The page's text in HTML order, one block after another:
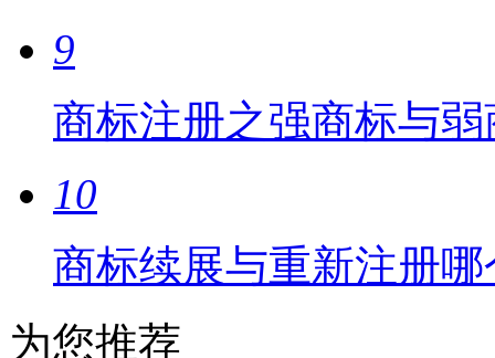
9
商标注册之强商标与弱
10
商标续展与重新注册
为您推荐